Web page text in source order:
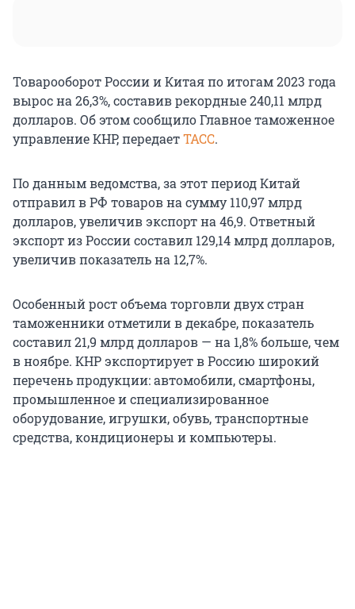
Товарооборот России и Китая по итогам 2023 года
вырос на 26,3%, составив рекордные 240,11 млрд
долларов. Об этом сообщило Главное таможенное
управление КНР, передаетТАСС.
По данным ведомства, за этот период Китай
отправил в РФ товаров на сумму 110,97 млрд
долларов, увеличив экспорт на 46,9. Ответный
экспорт из России составил 129,14 млрд долларов,
увеличив показатель на 12,7%.
Особенный рост объема торговли двух стран
таможенники отметили в декабре, показатель
составил 21,9 млрд долларов — на 1,8% больше, чем
в ноябре. КНР экспортирует в Россию широкий
перечень продукции: автомобили, смартфоны,
промышленное и специализированное
оборудование, игрушки, обувь, транспортные
средства, кондиционеры и компьютеры.